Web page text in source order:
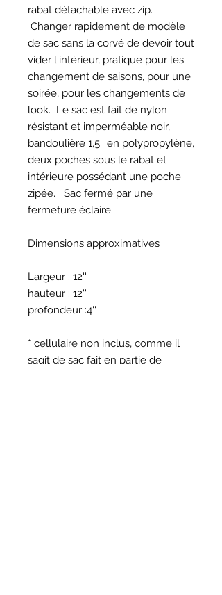
rabat détachable avec zip.
Changer rapidement de modèle
de sac sans la corvé de devoir tout
vider l'intérieur, pratique pour les
changement de saisons, pour une
soirée, pour les changements de
look. Le sac est fait de nylon
résistant et imperméable noir,
bandoulière 1,5'' en polypropylène,
deux poches sous le rabat et
intérieure possédant une poche
zipée. Sac fermé par une
fermeture éclaire.
Dimensions approximatives
Largeur : 12''
hauteur : 12''
profondeur :4''
* cellulaire non inclus, comme il
sagit de sac fait en partie de